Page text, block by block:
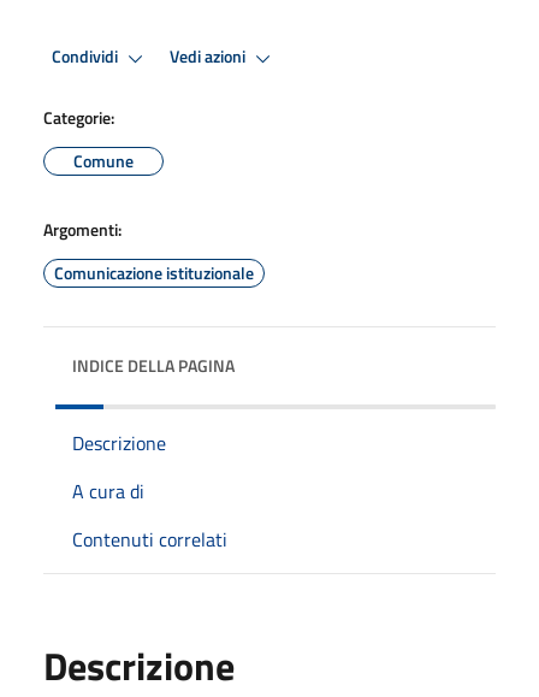
Condividi Vedi azioni
Categorie:
Comune
Argomenti:
Comunicazione istituzionale
INDICE DELLA PAGINA
Descrizione
A cura di
Contenuti correlati
Descrizione